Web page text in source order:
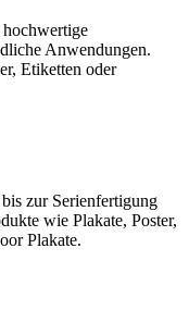
Anwendungen.
Etiketten oder
zur Serienfertigung
wie Plakate, Poster,
Plakate.